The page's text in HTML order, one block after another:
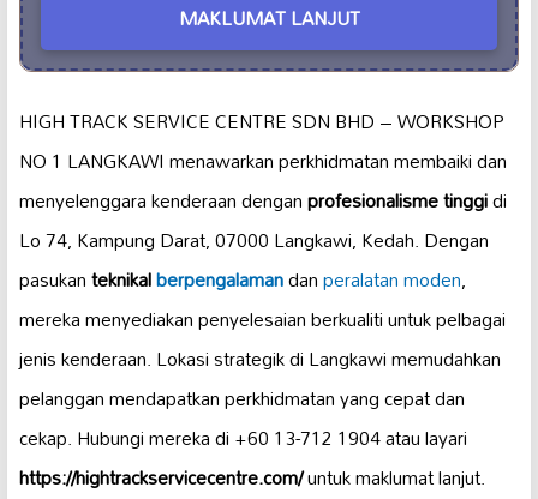
MAKLUMAT LANJUT
HIGH TRACK SERVICE CENTRE SDN BHD – WORKSHOP
NO 1 LANGKAWI menawarkan perkhidmatan membaiki dan
menyelenggara kenderaan denganprofesionalisme tinggidi
Lo 74, Kampung Darat, 07000 Langkawi, Kedah. Dengan
pasukanteknikalberpengalamandanperalatan moden,
mereka menyediakan penyelesaian berkualiti untuk pelbagai
jenis kenderaan. Lokasi strategik di Langkawi memudahkan
pelanggan mendapatkan perkhidmatan yang cepat dan
cekap. Hubungi mereka di +60 13-712 1904 atau layari
https://hightrackservicecentre.com/untuk maklumat lanjut.